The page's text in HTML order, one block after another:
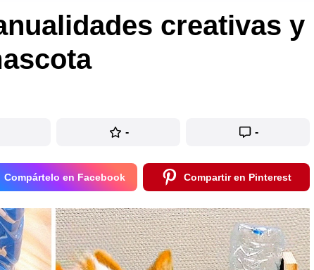
creativas y
- -
Compártelo en Facebook Compartir en Pinterest